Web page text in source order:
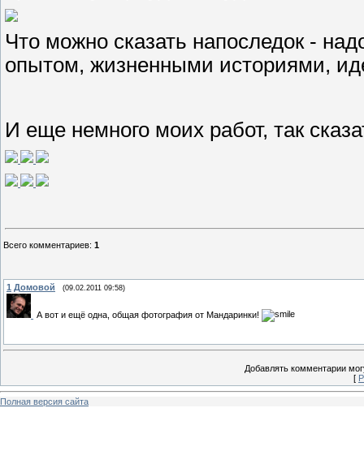
Что можно сказать напоследок -
опытом, жизненными историями,
И еще немного моих работ, так
Всего комментариев: 1
1 Домовой (09.02.2011 09:58)
А вот и ещё одна, общая фотография от Мандаринки!
Добавлять комментарии
[
Полная версия сайта